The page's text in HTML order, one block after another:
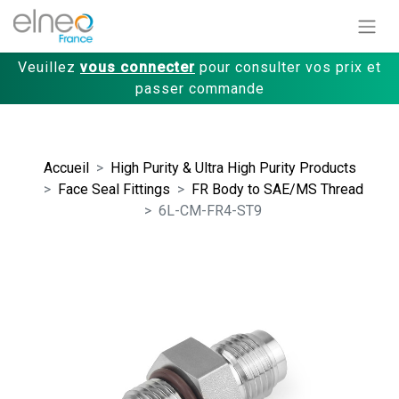
Veuillez vous connecter pour consulter vos prix et
passer commande
Accueil
High Purity & Ultra High Purity Products
Face Seal Fittings
FR Body to SAE/MS Thread
6L-CM-FR4-ST9